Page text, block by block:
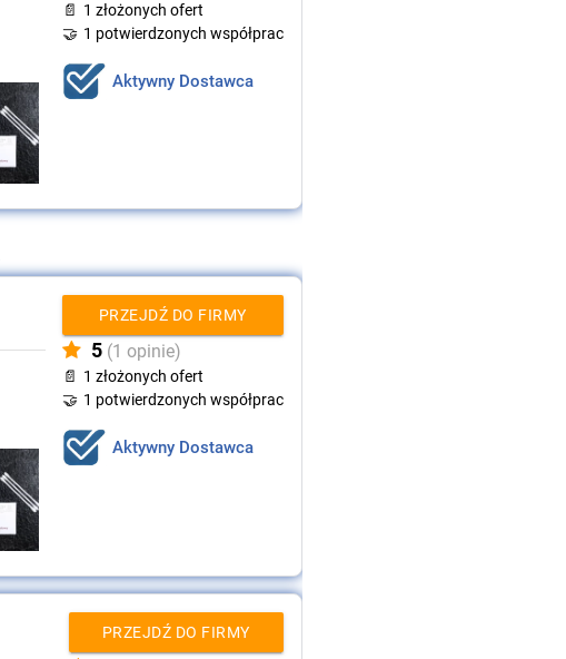
📄 1 złożonych ofert
🤝 1 potwierdzonych współprac
Aktywny Dostawca
PRZEJDŹ DO FIRMY
5 (1 opinie)
📄 1 złożonych ofert
🤝 1 potwierdzonych współprac
Aktywny Dostawca
PRZEJDŹ DO FIRMY